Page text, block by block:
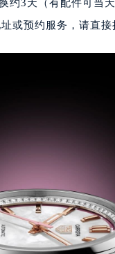
字楼（万象城）15层
易中心大厦南塔写字
茂环球金融中心写
29层2905室（需提
中心（品牌授权店
约3天（有配件可当
或预约服务，请直